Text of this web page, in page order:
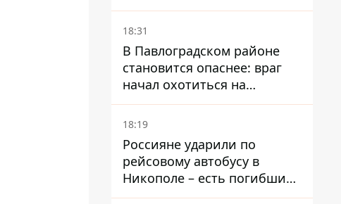
18:31
В Павлоградском районе
становится опаснее: враг
начал охотиться на
гражданский и военный
транспорт
18:19
Россияне ударили по
рейсовому автобусу в
Никополе – есть погибший
и раненые